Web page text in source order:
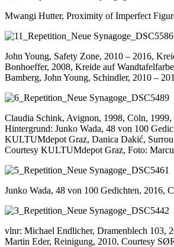
Mwangi Hutter, Proximity of Imperfect
John Young, Safety Zone, 2010 – 2016,
Bonhoeffer, 2008, Kreide auf
Bamberg, John Young, Schindler, 2010 –
Claudia Schink, Avignon, 1998, Cöln,
Hintergrund: Junko Wada, 48 von 100
KULTUMdepot Graz, Danica Dakić,
Courtesy KULTUMdepot Graz, Foto:
Junko Wada, 48 von 100 Gedichten, 2016,
vlnr: Michael Endlicher, Dramenblech 103,
Martin Eder, Reinigung, 2010, Courtesy